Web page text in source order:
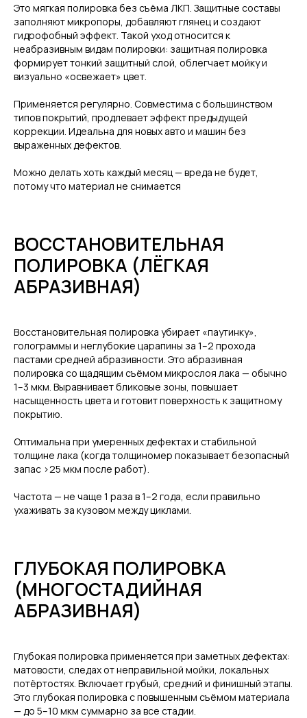
Это мягкая полировка без съёма ЛКП. Защитные составы
заполняют микропоры, добавляют глянец и создают
гидрофобный эффект. Такой уход относится к
неабразивным видам полировки: защитная полировка
формирует тонкий защитный слой, облегчает мойку и
визуально «освежает» цвет.
Применяется регулярно. Совместима с большинством
типов покрытий, продлевает эффект предыдущей
коррекции. Идеальна для новых авто и машин без
выраженных дефектов.
Можно делать хоть каждый месяц — вреда не будет,
потому что материал не снимается
ВОССТАНОВИТЕЛЬНАЯ
ПОЛИРОВКА (ЛЁГКАЯ
АБРАЗИВНАЯ)
Восстановительная полировка убирает «паутинку»,
голограммы и неглубокие царапины за 1–2 прохода
пастами средней абразивности. Это абразивная
полировка со щадящим съёмом микрослоя лака — обычно
1–3 мкм. Выравнивает бликовые зоны, повышает
насыщенность цвета и готовит поверхность к защитному
покрытию.
Оптимальна при умеренных дефектах и стабильной
толщине лака (когда толщиномер показывает безопасный
запас >25 мкм после работ).
Частота — не чаще 1 раза в 1–2 года, если правильно
ухаживать за кузовом между циклами.
ГЛУБОКАЯ ПОЛИРОВКА
(МНОГОСТАДИЙНАЯ
АБРАЗИВНАЯ)
Глубокая полировка применяется при заметных дефектах:
матовости, следах от неправильной мойки, локальных
потёртостях. Включает грубый, средний и финишный этапы.
Это глубокая полировка с повышенным съёмом материала
— до 5–10 мкм суммарно за все стадии.